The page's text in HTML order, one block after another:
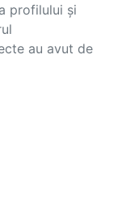
profilului și
au avut de